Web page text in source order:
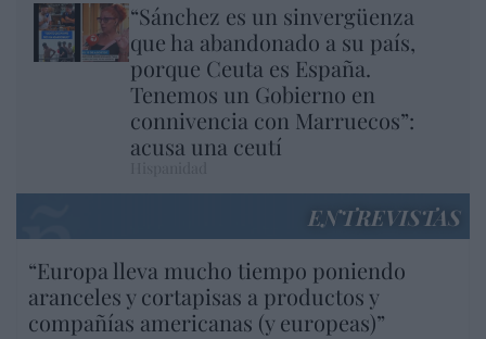
“Sánchez es un sinvergüenza
que ha abandonado a su país,
porque Ceuta es España.
Tenemos un Gobierno en
connivencia con Marruecos”:
acusa una ceutí
ENTREVISTAS
“Europa lleva mucho tiempo poniendo
aranceles y cortapisas a productos y
compañías americanas (y europeas)”